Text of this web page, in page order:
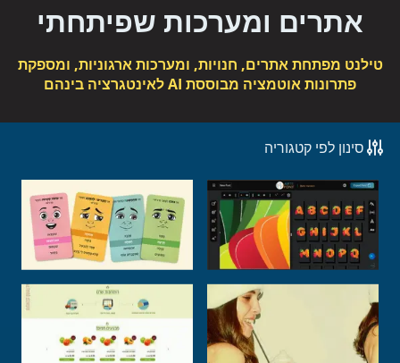
אתרים ומערכות שפיתחתי
טילנט מפתחת אתרים, חנויות, ומערכות ארגוניות, ומספקת
פתרונות אוטמציה מבוססת AI לאינטגרציה בינהם
סינון לפי קטגוריה